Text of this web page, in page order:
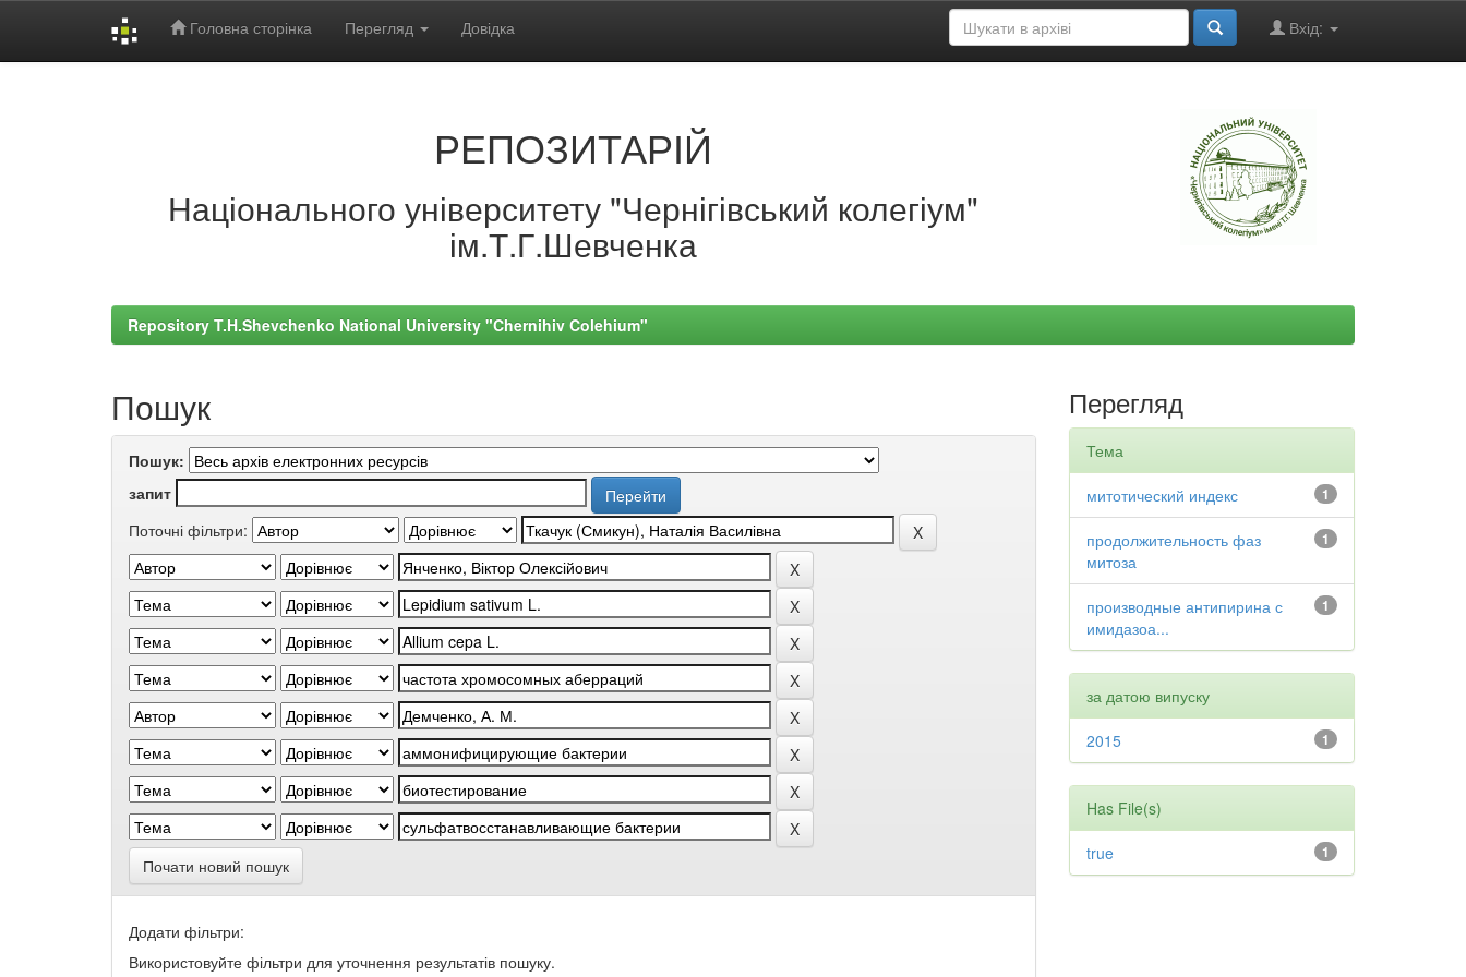
Головна сторінка Перегляд Довідка Вхід:
РЕПОЗИТАРІЙ
Національного університету "Чернігівський колегіум"
ім.Т.Г.Шевченка
Repository T.H.Shevchenko National University "Chernihiv Colehium"
Пошук
Пошук:
запит
Поточні фільтри:
Почати новий пошук
Додати фільтри:
Використовуйте фільтри для уточнення результатів пошуку.
Перегляд
Тема
1
митотический индекс
1
продолжительность фаз
митоза
1
производные антипирина с
имидазоа...
за датою випуску
1
2015
Has File(s)
1
true